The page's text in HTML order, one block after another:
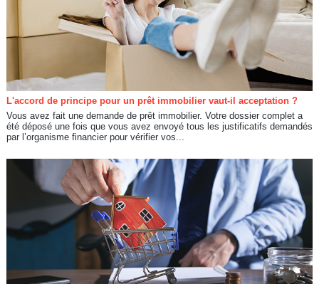
L'accord de principe pour un prêt immobilier vaut-il acceptation ?
Vous avez fait une demande de prêt immobilier. Votre dossier complet a
été déposé une fois que vous avez envoyé tous les justificatifs demandés
par l’organisme financier pour vérifier vos...